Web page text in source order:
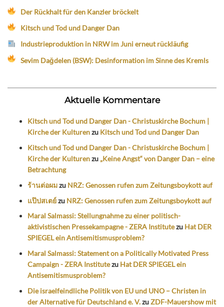
Der Rückhalt für den Kanzler bröckelt
Kitsch und Tod und Danger Dan
Industrieproduktion in NRW im Juni erneut rückläufig
Sevim Dağdelen (BSW): Desinformation im Sinne des Kremls
Aktuelle Kommentare
Kitsch und Tod und Danger Dan - Christuskirche Bochum |
Kirche der Kulturenzu Kitsch und Tod und Danger Dan
Kitsch und Tod und Danger Dan - Christuskirche Bochum |
Kirche der Kulturenzu „Keine Angst“ von Danger Dan – eine
Betrachtung
ร้านต่อผมzu NRZ: Genossen rufen zum Zeitungsboykott auf
แป๊ปสเตย์zu NRZ: Genossen rufen zum Zeitungsboykott auf
Maral Salmassi: Stellungnahme zu einer politisch-
aktivistischen Pressekampagne - ZERA Institutezu Hat DER
SPIEGEL ein Antisemitismusproblem?
Maral Salmassi: Statement on a Politically Motivated Press
Campaign - ZERA Institutezu Hat DER SPIEGEL ein
Antisemitismusproblem?
Die israelfeindliche Politik von EU und UNO – Christen in
der Alternative für Deutschland e. V.zuZDF-Mauershow mit